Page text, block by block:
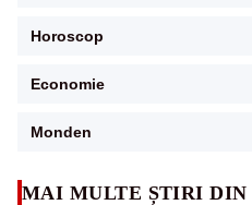
MAI MULTE ȘTIRI DIN
Horoscop
Economie
Monden